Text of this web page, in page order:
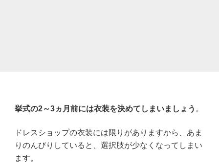
挙式の2～3ヵ月前には衣装を決めてしまいましょう 。
ドレスショップの衣装には限りがありますから、あま
りのんびりしていると、選択肢が少なくなってしまい
ます。